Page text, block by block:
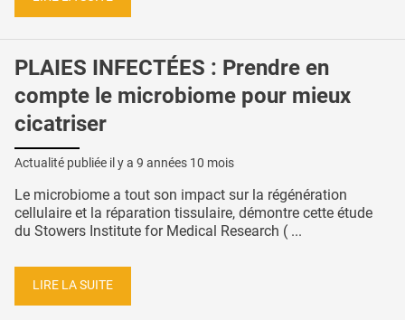
PLAIES INFECTÉES : Prendre en
compte le microbiome pour mieux
cicatriser
Actualité publiée il y a 9 années 10 mois
Le microbiome a tout son impact sur la régénération
cellulaire et la réparation tissulaire, démontre cette étude
du Stowers Institute for Medical Research ( ...
LIRE LA SUITE